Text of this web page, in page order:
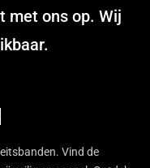
met ons op. Wij
Vind de